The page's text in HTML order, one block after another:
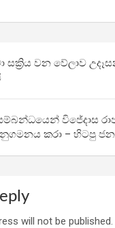
at
s
A
p
p
e
gr
a
m
ar
සක්‍රිය වන වේලාව
විජේදාස
කරා – හිටපු
will not be published.